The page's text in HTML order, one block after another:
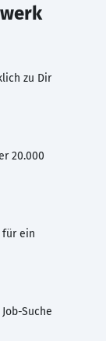
zu Dir
20.000
für ein
Suche